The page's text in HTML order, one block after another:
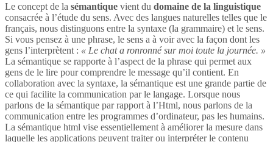
Le concept de la sémantique vient du domaine de la linguistique
consacrée à l’étude du sens. Avec des langues naturelles telles que le
français, nous distinguons entre la syntaxe (la grammaire) et le sens.
Si vous pensez à une phrase, le sens a à voir avec la façon dont les
gens l’interprètent : « Le chat a ronronné sur moi toute la journée. »
La sémantique se rapporte à l’aspect de la phrase qui permet aux
gens de le lire pour comprendre le message qu’il contient. En
collaboration avec la syntaxe, la sémantique est une grande partie de
ce qui facilite la communication par le langage. Lorsque nous
parlons de la sémantique par rapport à l’Html, nous parlons de la
communication entre les programmes d’ordinateur, pas les humains.
La sémantique html vise essentiellement à améliorer la mesure dans
laquelle les applications peuvent traiter ou interpréter le contenu